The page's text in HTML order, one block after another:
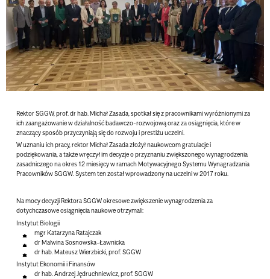
Rektor SGGW, prof. dr hab. Michał Zasada, spotkał się z pracownikami wyróżnionymi za
ich zaangażowanie w działalność badawczo-rozwojową oraz za osiągnięcia, które w
znaczący sposób przyczyniają się do rozwoju i prestiżu uczelni.
W uznaniu ich pracy,rektor Michał Zasadazłożył naukowcom gratulacje i
podziękowania, a także wręczył im decyzje o przyznaniu zwiększonego wynagrodzenia
zasadniczego na okres 12 miesięcy w ramachMotywacyjnego Systemu Wynagradzania
Pracowników SGGW . System ten został wprowadzony na uczelni w 2017 roku.
Na mocy decyzji Rektora SGGW okresowe zwiększenie wynagrodzenia za
dotychczasowe osiągnięcia naukowe otrzymali:
Instytut Biologii
mgr Katarzyna Ratajczak
dr Malwina Sosnowska-Ławnicka
dr hab. Mateusz Wierzbicki, prof. SGGW
Instytut Ekonomii i Finansów
dr hab. Andrzej Jędruchniewicz, prof. SGGW